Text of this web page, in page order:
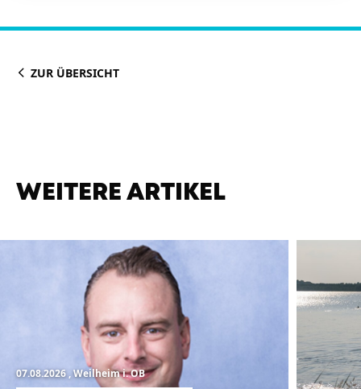
ZUR ÜBERSICHT
WEITERE ARTIKEL
07.08.2026, Weilheim i. OB